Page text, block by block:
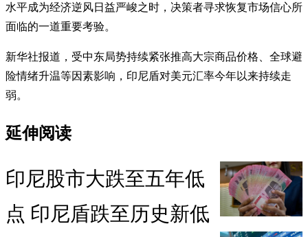
水平成为经济逆风日益严峻之时，决策者寻求恢复市场信心所
面临的一道重要考验。
新华社报道，受中东局势持续紧张推高大宗商品价格、全球避
险情绪升温等因素影响，印尼盾对美元汇率今年以来持续走
弱。
延伸阅读
印尼股市大跌至五年低
点 印尼盾跌至历史新低